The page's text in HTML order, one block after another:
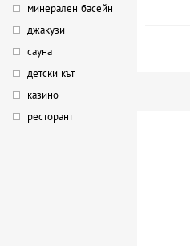
минерален басейн
джакузи
сауна
детски кът
казино
ресторант